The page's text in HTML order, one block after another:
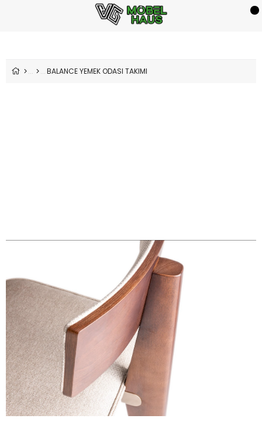
BALANCE YEMEK ODASI TAKIMI